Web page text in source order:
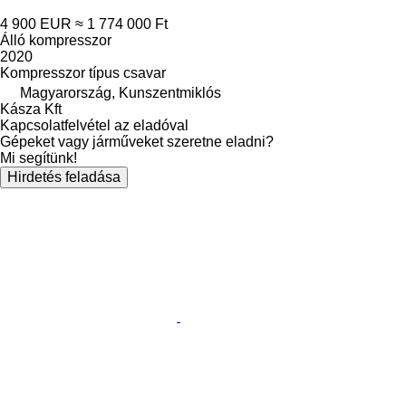
4 900 EUR ≈ 1 774 000 Ft
Álló kompresszor
2020
Kompresszor típus csavar
Magyarország, Kunszentmiklós
Kásza Kft
Kapcsolatfelvétel az eladóval
Gépeket vagy járműveket szeretne eladni?
Mi segítünk!
Hirdetés feladása